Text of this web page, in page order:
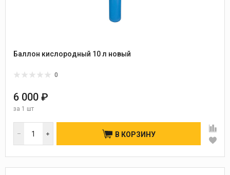
Баллон кислородный 10 л новый
0
6 000 ₽
за 1 шт
В КОРЗИНУ